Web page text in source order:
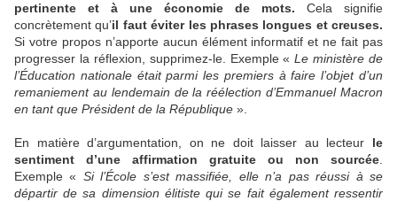
pertinente et à une économie de mots. Cela signifie
concrètement qu’il faut éviter les phrases longues et creuses.
Si votre propos n’apporte aucun élément informatif et ne fait pas
progresser la réflexion, supprimez-le. Exemple «Le ministère de
l’Éducation nationale était parmi les premiers à faire l’objet d’un
remaniement au lendemain de la réélection d’Emmanuel Macron
en tant que Président de la République ».
En matière d’argumentation, on ne doit laisser au lecteur le
sentiment d’une affirmation gratuite ou non sourcée
Exemple « Si l’École s’est massifiée, elle n’a pas réussi à se
départir de sa dimension élitiste qui se fait également ressentir